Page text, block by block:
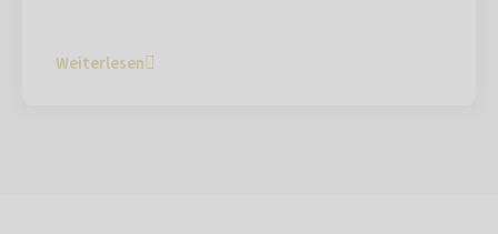
Weiterlesen